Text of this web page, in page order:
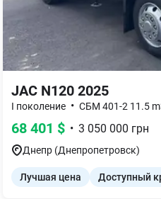
JAC N120 2025
I поколение • СБМ 401-2 11.5
68 401 $ • 3 050 000 грн
Днепр (Днепропетровск)
Лучшая цена Доступный